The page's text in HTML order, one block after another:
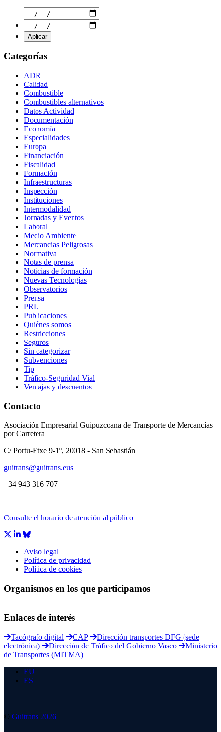
Categorías
ADR
Calidad
Combustible
Combustibles alternativos
Datos Actividad
Documentación
Economía
Especialidades
Europa
Financiación
Fiscalidad
Formación
Infraestructuras
Inspección
Instituciones
Intermodalidad
Jornadas y Eventos
Laboral
Medio Ambiente
Mercancias Peligrosas
Normativa
Notas de prensa
Noticias de formación
Nuevas Tecnologías
Observatorios
Prensa
PRL
Publicaciones
Quiénes somos
Restricciones
Seguros
Sin categorizar
Subvenciones
Tip
Tráfico-Seguridad Vial
Ventajas y descuentos
Contacto
Asociación Empresarial Guipuzcoana de Transporte de Mercancías
por Carretera
C/ Portu-Etxe 9-1º, 20018 - San Sebastián
guitrans@guitrans.eus
+34 943 316 707
Consulte el horario de atención al público
Aviso legal
Política de privacidad
Política de cookies
Organismos en los que participamos
Enlaces de interés
Tacógrafo digital CAP
Dirección transportes DFG (sede
electrónica)
Dirección de Tráfico del Gobierno Vasco
Ministerio
de Transportes (MITMA)
EU
ES
© Guitrans 2026